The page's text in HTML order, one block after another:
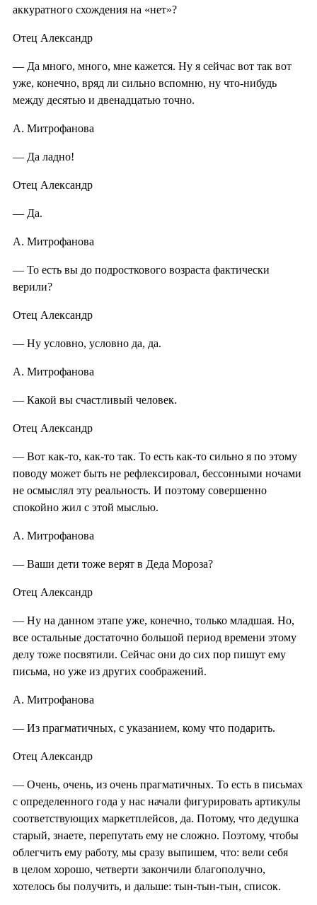
аккуратного схождения на «нет»?
Отец Александр
— Да много, много, мне кажется. Ну я сейчас вот так вот
уже, конечно, вряд ли сильно вспомню, ну что-нибудь
между десятью и двенадцатью точно.
А. Митрофанова
— Да ладно!
Отец Александр
— Да.
А. Митрофанова
— То есть вы до подросткового возраста фактически
верили?
Отец Александр
— Ну условно, условно да, да.
А. Митрофанова
— Какой вы счастливый человек.
Отец Александр
— Вот как-то, как-то так. То есть как-то сильно я по этому
поводу может быть не рефлексировал, бессонными ночами
не осмыслял эту реальность. И поэтому совершенно
спокойно жил с этой мыслью.
А. Митрофанова
— Ваши дети тоже верят в Деда Мороза?
Отец Александр
— Ну на данном этапе уже, конечно, только младшая. Но,
все остальные достаточно большой период времени этому
делу тоже посвятили. Сейчас они до сих пор пишут ему
письма, но уже из других соображений.
А. Митрофанова
— Из прагматичных, с указанием, кому что подарить.
Отец Александр
— Очень, очень, из очень прагматичных. То есть в письмах
с определенного года у нас начали фигурировать артикулы
соответствующих маркетплейсов, да. Потому, что дедушка
старый, знаете, перепутать ему не сложно. Поэтому, чтобы
облегчить ему работу, мы сразу выпишем, что: вели себя
в целом хорошо, четверти закончили благополучно,
хотелось бы получить, и дальше: тын-тын-тын, список.